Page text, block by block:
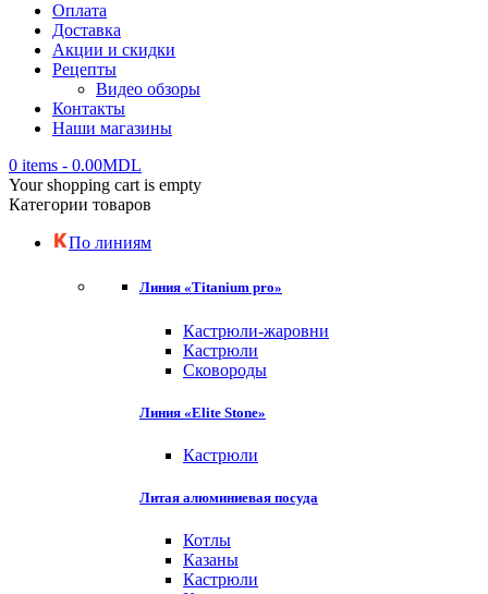
Оплата
Доставка
Акции и скидки
Рецепты
Видео обзоры
Контакты
Наши магазины
0 items - 0.00MDL
Your shopping cart is empty
Категории товаров
По линиям
Линия «Titanium pro»
Кастрюли-жаровни
Кастрюли
Сковороды
Линия «Elite Stone»
Кастрюли
Литая алюминиевая посуда
Котлы
Казаны
Кастрюли